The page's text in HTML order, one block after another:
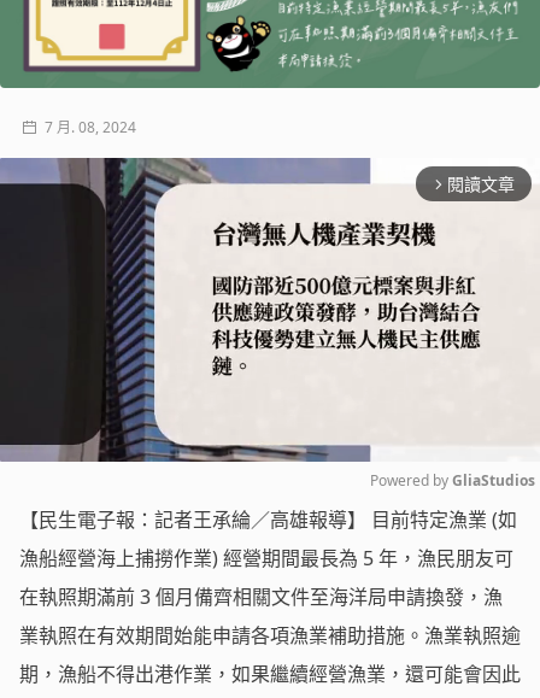
7 月. 08, 2024
arrow_forward_ios 閱讀文章
Mute
Powered by GliaStudios
【民生電子報：記者王承綸／高雄報導】 目前特定漁業 (如
漁船經營海上捕撈作業) 經營期間最長為 5 年，漁民朋友可
在執照期滿前 3 個月備齊相關文件至海洋局申請換發，漁
業執照在有效期間始能申請各項漁業補助措施。漁業執照逾
期，漁船不得出港作業，如果繼續經營漁業，還可能會因此